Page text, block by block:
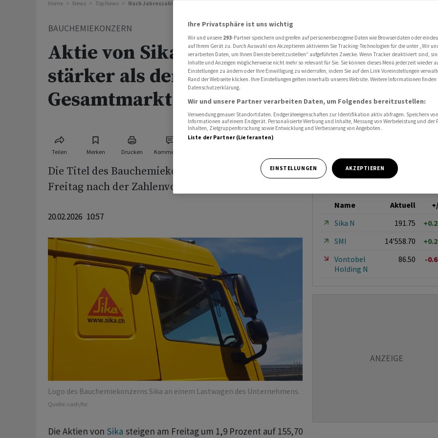
Home News Top News Nach Jahreszahlen: Aktien von Sika im Höhenflug
BAUCHEMIEKONZERN
Aktie von Sika nach Zahlen
stärker als der
Gesamtmarkt
Teilen Merken Drucken Kommentare
Die Titel des Bauchemiekonzerns Sika ziehen am
Freitag nach der Zahlenvorlage deutlich an.
20.02.2026 10:57
Logo des Bauchemiekonzerns Sika an einem Lastwagen des Unternehmens.
Quelle: cash/fsc
Die Aktien von Sika steigen am Freitag um 1,9 Prozent auf 155,70
Name Aktuell
Sika N
191.75
SMI
14'558.70
Vontobel
Holding N
86.50 -
Ihre Privatsphäre ist uns wichtig
Wir und unsere 293-Partner speichern und greifen auf personenbezogene Daten wie Browserdaten oder
auf Ihrem Gerät zu. Durch Auswahl von Akzeptieren aktivieren Sie Tracking-Technologien für die unter „Wir
verarbeiten Daten, um Ihnen Dienste bereitzustellen“ aufgeführten Zwecke. Wenn Tracker deaktiviert sind,
Inhalte und Anzeigen möglicherweise nicht mehr so relevant für Sie. Sie können dieses Menü jederzeit wieder
Einstellungen zu ändern oder Ihre Einwilligung zu widerrufen, indem Sie auf den Link Voreinstellungen
Rand der Webseite klicken. Ihre Einstellungen gelten innerhalb unseres Website. Weitere Informationen finden
Datenschutzerklärung.
Wir und unsere Partner verarbeiten Daten, um Folgendes bereitzustellen:
Verwendung genauer Standortdaten. Endgeräteeigenschaften zur Identifikation aktiv abfragen. Speichern
Informationen auf einem Endgerät. Personalisierte Werbung und Inhalte, Messung von Werbeleistung und der
Inhalten, Zielgruppenforschung sowie Entwicklung und Verbesserung von Angeboten.
Liste der Partner (Lieferanten)
EINSTELLUNGEN AKZEPTIEREN